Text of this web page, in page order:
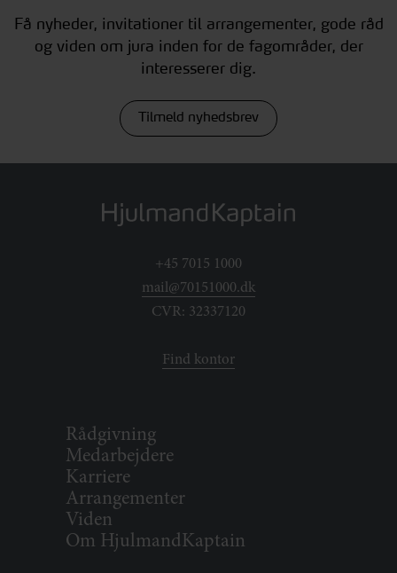
Få nyheder, invitationer til arrangementer, gode råd
og viden om jura inden for de fagområder, der
interesserer dig.
Tilmeld nyhedsbrev
+45 7015 1000
mail@70151000.dk
CVR: 32337120
Find kontor
Rådgivning
Medarbejdere
Karriere
Arrangementer
Viden
Om HjulmandKaptain